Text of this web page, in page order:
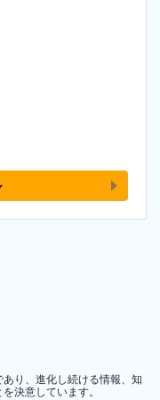
り、進化し続ける情報、知
決意しています。